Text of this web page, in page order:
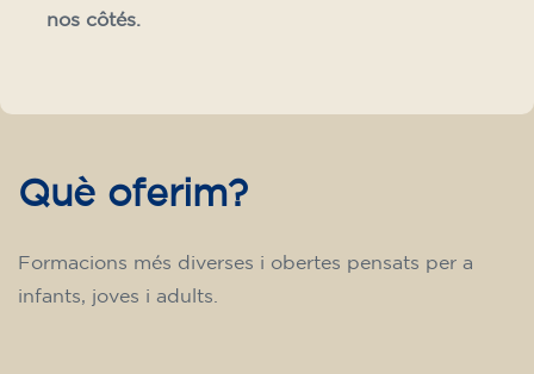
nos côtés.
Què oferim?
Formacions més diverses i obertes pensats per a
infants, joves i adults.